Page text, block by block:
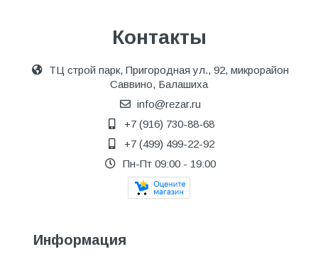
Контакты
ТЦ строй парк, Пригородная ул., 92, микрорайон
Саввино, Балашиха
info@rezar.ru
+7 (916) 730-88-68
+7 (499) 499-22-92
Пн-Пт 09:00 - 19:00
Информация